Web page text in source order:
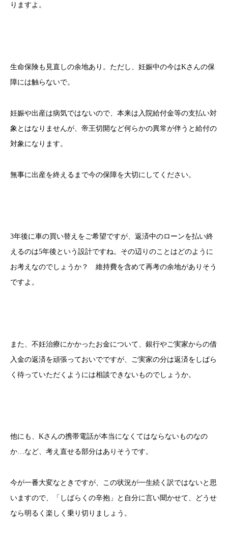
りますよ。
生命保険も見直しの余地あり。ただし、妊娠中の今はKさんの保
障には触らないで。
妊娠や出産は病気ではないので、本来は入院給付金等の支払い対
象とはなりませんが、帝王切開など何らかの異常が伴うと給付の
対象になります。
無事に出産を終えるまで今の保障を大切にしてください。
3年後に車の買い替えをご希望ですが、返済中のローンを払い終
えるのは5年後という設計ですね。その辺りのことはどのように
お考えなのでしょうか？ 維持費を含めて再考の余地がありそう
ですよ。
また、不妊治療にかかったお金について、銀行やご実家からの借
入金の返済を頑張っておいでですが、ご実家の分は返済をしばら
く待っていただくようには相談できないものでしょうか。
他にも、Kさんの携帯電話が本当になくてはならないものなの
か…など、考え直せる部分はありそうです。
今が一番大変なときですが、この状況が一生続く訳ではないと思
いますので、「しばらくの辛抱」と自分に言い聞かせて、どうせ
なら明るく楽しく乗り切りましょう。